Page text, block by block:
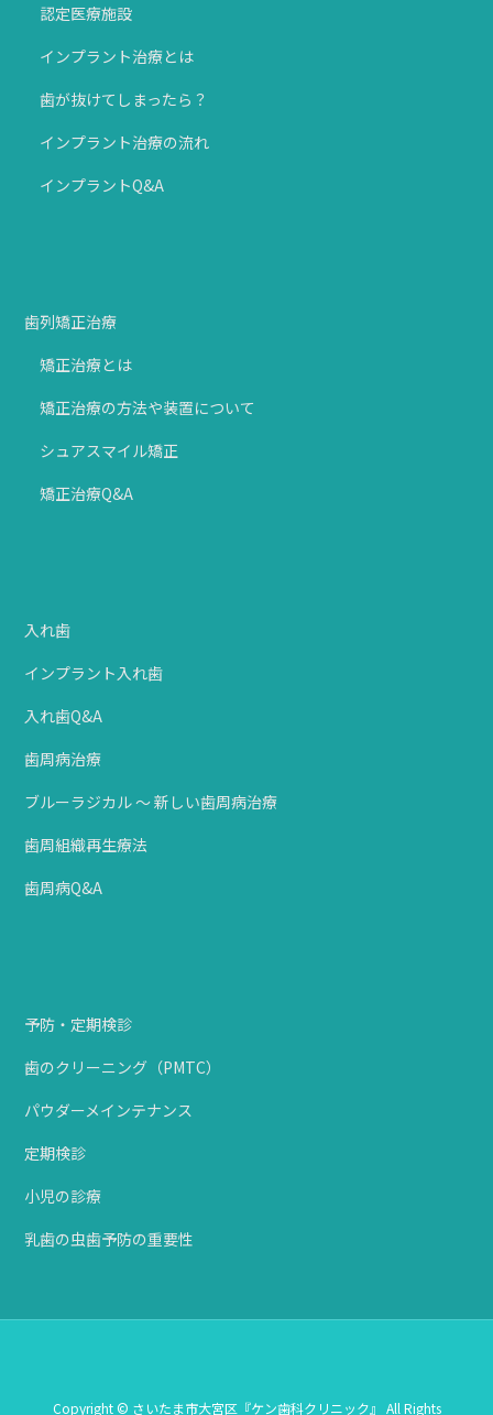
認定医療施設
インプラント治療とは
歯が抜けてしまったら？
インプラント治療の流れ
インプラントQ&A
歯列矯正治療
矯正治療とは
矯正治療の方法や装置について
シュアスマイル矯正
矯正治療Q&A
入れ歯
インプラント入れ歯
入れ歯Q&A
歯周病治療
ブルーラジカル ～ 新しい歯周病治療
歯周組織再生療法
歯周病Q&A
予防・定期検診
歯のクリーニング（PMTC）
パウダーメインテナンス
定期検診
小児の診療
乳歯の虫歯予防の重要性
Copyright © さいたま市大宮区『ケン歯科クリニック』 All Rights